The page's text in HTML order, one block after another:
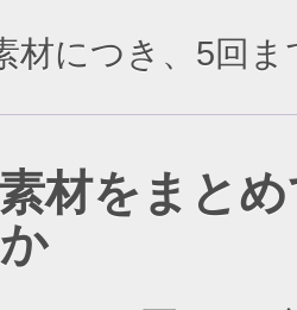
材につき、5回
材をまと